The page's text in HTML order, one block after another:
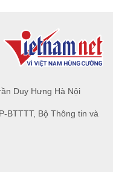
Duy Hưng Hà Nội
BTTTT, Bộ Thông tin và